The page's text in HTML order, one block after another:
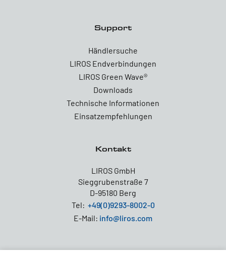
Support
Händlersuche
LIROS Endverbindungen
LIROS Green Wave®
Downloads
Technische Informationen
Einsatzempfehlungen
Kontakt
LIROS GmbH
Sieggrubenstraße 7
D-95180 Berg
Tel: +49(0)9293-8002-0
E-Mail: info@liros.com